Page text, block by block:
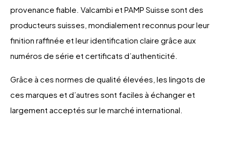
provenance fiable. Valcambi et PAMP Suisse sont des
producteurs suisses, mondialement reconnus pour leur
finition raffinée et leur identification claire grâce aux
numéros de série et certificats d’authenticité.
Grâce à ces normes de qualité élevées, les lingots de
ces marques et d’autres sont faciles à échanger et
largement acceptés sur le marché international.